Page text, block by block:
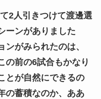
2人引きつけて渡邊選
ーンがありました
がみられたのは、
の前の6試合もかなり
とが自然にできるの
の蓄積なのか、ああ